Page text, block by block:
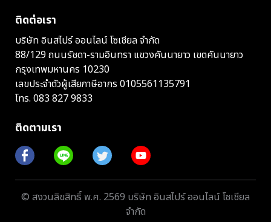
ติดต่อเรา
บริษัท อินสไปร์ ออนไลน์ โซเชียล จำกัด
88/129 ถนนรัชดา-รามอินทรา แขวงคันนายาว เขตคันนายาว
กรุงเทพมหานคร 10230
เลขประจำตัวผู้เสียภาษีอากร 0105561135791
โทร. 083 827 9833
ติดตามเรา
© สงวนลิขสิทธิ์ พ.ศ. 2569 บริษัท อินสไปร์ ออนไลน์ โซเชียล
จำกัด